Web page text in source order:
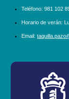
Teléfono: 981 102
Horario de verán:
Email: